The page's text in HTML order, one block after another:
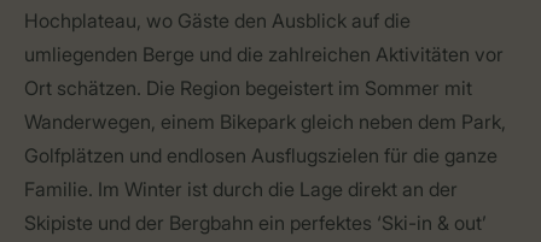
Hochplateau, wo Gäste den Ausblick auf die
umliegenden Berge und die zahlreichen Aktivitäten vor
Ort schätzen. Die Region begeistert im Sommer mit
Wanderwegen, einem Bikepark gleich neben dem Park,
Golfplätzen und endlosen Ausflugszielen für die ganze
Familie. Im Winter ist durch die Lage direkt an der
Skipiste und der Bergbahn ein perfektes ‘Ski-in & out’